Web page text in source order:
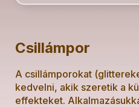
Csillámpor
A csillámporokat
kedvelni, akik szeretik a
effekteket.